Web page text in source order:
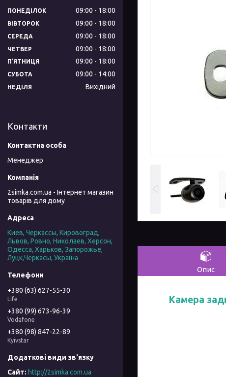
Опис
Камера
ПОНЕДІЛОК 09:00 18:00
ВІВТОРОК 09:00 18:00
СЕРЕДА 09:00 18:00
ЧЕТВЕР 09:00 18:00
ПʼЯТНИЦЯ 09:00 18:00
СУБОТА 09:00 14:00
НЕДІЛЯ Вихідний
Контакти
Менеджер
2simka.com.ua - Інтернет магазин
товарів для дому
Киев, Черкассы, Кировоград,
Львов, Ровно, Николаев, Херсон,
Одесса, Харьков, Запорожье,
Луцк,Черкасы, Україна
+380 (63) 627-55-30
Life
+380 (99) 673-96-39
Vodafone
+380 (98) 847-22-89
Kyivstar
http://2simka.com.ua